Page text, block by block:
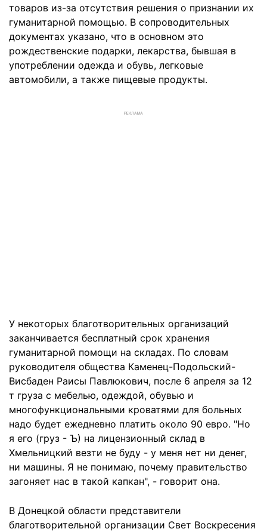
товаров из-за отсутствия решения о признании их
гуманитарной помощью. В сопроводительных
документах указано, что в основном это
рождественские подарки, лекарства, бывшая в
употреблении одежда и обувь, легковые
автомобили, а также пищевые продукты.
РЕКЛАМА
У некоторых благотворительных организаций
заканчивается бесплатный срок хранения
гуманитарной помощи на складах. По словам
руководителя общества Каменец-Подольский-
Висбаден Раисы Павлюкович, после 6 апреля за 12
т груза с мебелью, одеждой, обувью и
многофункциональными кроватями для больных
надо будет ежедневно платить около 90 евро. "Но
я его (груз - Ъ) на лицензионный склад в
Хмельницкий везти не буду - у меня нет ни денег,
ни машины. Я не понимаю, почему правительство
загоняет нас в такой капкан", - говорит она.
В Донецкой области представители
благотворительной организации Свет Воскресения